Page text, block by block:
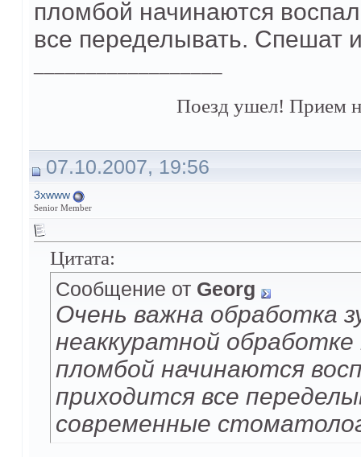
пломбой начинаются
все переделывать. Спешат
Поезд ушел! Прием
07.10.2007, 19:56
3xwww
Senior Member
Цитата:
Сообщение от Georg
Очень важна обработка
неаккуратной обработке
пломбой начинаются
приходится все
современные